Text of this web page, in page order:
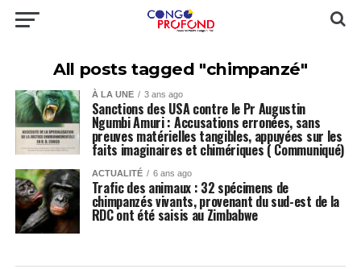
All posts tagged "chimpanzé"
À LA UNE 3 ans ago
Sanctions des USA contre le Pr Augustin
Ngumbi Amuri : Accusations erronées, sans
preuves matérielles tangibles, appuyées sur les
faits imaginaires et chimériques ( Communiqué)
ACTUALITÉ 6 ans ago
Trafic des animaux : 32 spécimens de
chimpanzés vivants, provenant du sud-est de la
RDC ont été saisis au Zimbabwe